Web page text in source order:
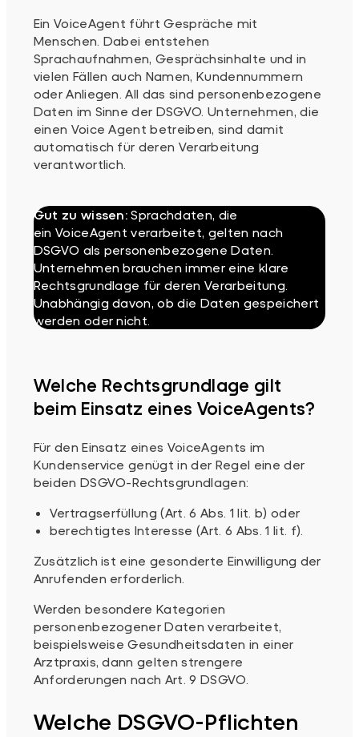
Ein VoiceAgent führt Gespräche mit
Menschen. Dabei entstehen
Sprachaufnahmen, Gesprächsinhalte und in
vielen Fällen auch Namen, Kundennummern
oder Anliegen. All das sind personenbezogene
Daten im Sinne der DSGVO. Unternehmen, die
einen Voice Agent betreiben, sind damit
automatisch für deren Verarbeitung
verantwortlich.
Gut zu wissen: Sprachdaten, die
ein VoiceAgent verarbeitet, gelten nach
DSGVO als personenbezogene Daten.
Unternehmen brauchen immer eine klare
Rechtsgrundlage für deren Verarbeitung.
Unabhängig davon, ob die Daten gespeichert
werden oder nicht.
Welche Rechtsgrundlage gilt
beim Einsatz eines VoiceAgents?
Für den Einsatz eines VoiceAgents im
Kundenservice genügt in der Regel eine der
beiden DSGVO-Rechtsgrundlagen:
Vertragserfüllung (Art. 6 Abs. 1 lit. b) oder
berechtigtes Interesse (Art. 6 Abs. 1 lit. f).
Zusätzlich ist eine gesonderte Einwilligung der
Anrufenden erforderlich.
Werden besondere Kategorien
personenbezogener Daten verarbeitet,
beispielsweise Gesundheitsdaten in einer
Arztpraxis, dann gelten strengere
Anforderungen nach Art. 9 DSGVO.
Welche DSGVO-Pflichten